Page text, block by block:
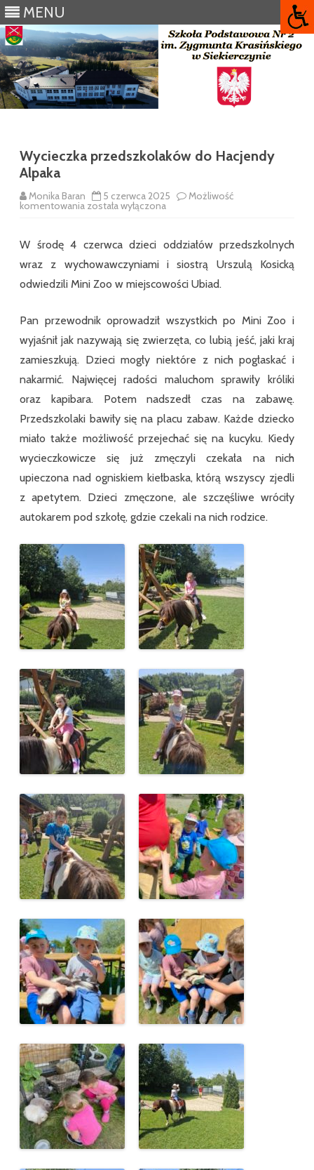
MENU
Wycieczka przedszkolaków do Hacjendy
Alpaka
Monika Baran 5 czerwca 2025 Możliwość
komentowania Wycieczka
przedszkolaków
Alpaka
została wyłączona
W środę 4 czerwca dzieci oddziałów przedszkolnych
wraz z wychowawczyniami i siostrą Urszulą Kosicką
odwiedzili Mini Zoo w miejscowości Ubiad.
Pan przewodnik oprowadził wszystkich po Mini Zoo i
wyjaśnił jak nazywają się zwierzęta, co lubią jeść, jaki kraj
zamieszkują. Dzieci mogły niektóre z nich pogłaskać i
nakarmić. Najwięcej radości maluchom sprawiły króliki
oraz kapibara. Potem nadszedł czas na zabawę.
Przedszkolaki bawiły się na placu zabaw. Każde dziecko
miało także możliwość przejechać się na kucyku. Kiedy
wycieczkowicze się już zmęczyli czekała na nich
upieczona nad ogniskiem kiełbaska, którą wszyscy zjedli
z apetytem. Dzieci zmęczone, ale szczęśliwe wróciły
autokarem pod szkołę, gdzie czekali na nich rodzice.